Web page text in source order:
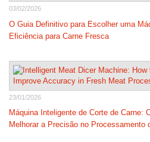
03/02/2026
O Guia Definitivo para Escolher uma
Eficiência para Carne Fresca
23/01/2026
Máquina Inteligente de Corte de Carne:
Melhorar a Precisão no Processamento